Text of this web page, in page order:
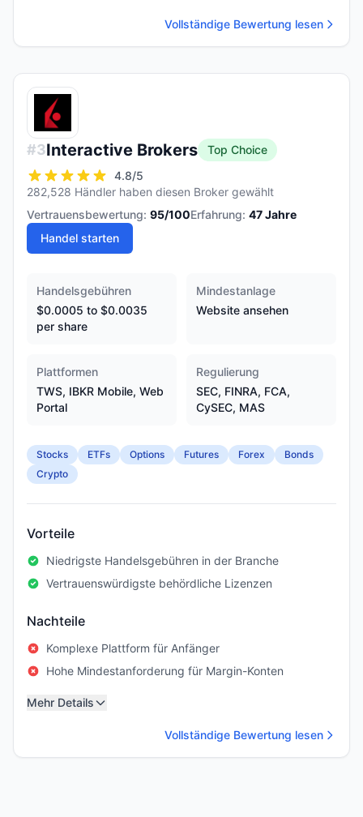
Vollständige Bewertung lesen
#3Interactive Brokers
Top Choice
4.8/5
282,528 Händler haben diesen Broker gewählt
Vertrauensbewertung: 95/100Erfahrung: 47Jahre
Handel starten
Handelsgebühren
$0.0005 to $0.0035
per share
Mindestanlage
Website ansehen
Plattformen
TWS, IBKR Mobile, Web
Portal
Regulierung
SEC, FINRA, FCA,
CySEC, MAS
Stocks ETFs Options Futures Forex
Bonds
Crypto
Vorteile
Niedrigste Handelsgebühren in der Branche
Vertrauenswürdigste behördliche Lizenzen
Nachteile
Komplexe Plattform für Anfänger
Hohe Mindestanforderung für Margin-Konten
Mehr Details
Vollständige Bewertung lesen